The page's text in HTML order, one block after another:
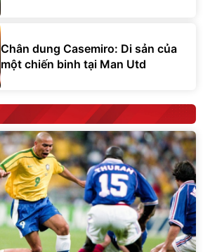
Chân dung Casemiro: Di sản của
một chiến binh tại Man Utd